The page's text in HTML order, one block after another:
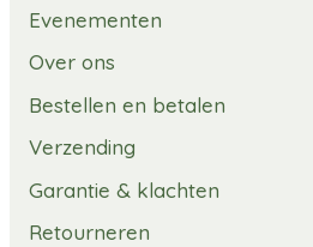
Evenementen
Over ons
Bestellen en betalen
Verzending
Garantie & klachten
Retourneren